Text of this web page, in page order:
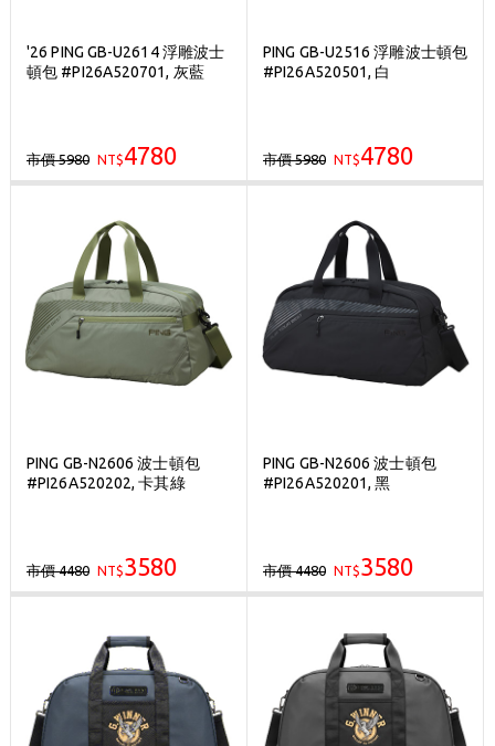
'26 PING GB-U2614 浮雕波士
頓包 #PI26A520701, 灰藍
市價 5980 NT$4780
PING GB-U2516 浮雕波士頓包
#PI26A520501, 白
市價 5980 NT$4780
PING GB-N2606 波士頓包
#PI26A520202, 卡其綠
市價 4480 NT$3580
PING GB-N2606 波士頓包
#PI26A520201, 黑
市價 4480 NT$3580